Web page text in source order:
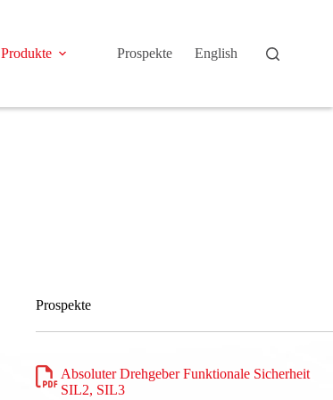
Produkte Prospekte English
Prospekte
Absoluter Drehgeber Funktionale Sicherheit
SIL2, SIL3